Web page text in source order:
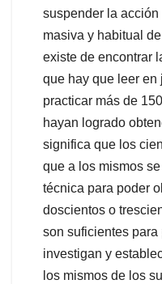
suspender la
masiva y habitual
existe de encontrar
que hay que leer en
practicar más de
hayan logrado
significa que los
que a los mismos
técnica para poder
doscientos o
son suficientes
investigan y
los mismos de los